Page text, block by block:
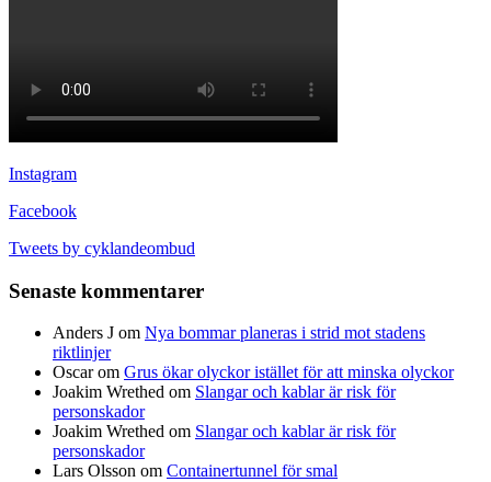
Instagram
Facebook
Tweets by cyklandeombud
Senaste kommentarer
Anders J om Nya bommar planeras i strid mot stadens
riktlinjer
Oscarom Grus ökar olyckor istället för att minska olyckor
Joakim Wrethed om Slangar och kablar är risk för
personskador
Joakim Wrethed om Slangar och kablar är risk för
personskador
Lars Olsson om Containertunnel för smal